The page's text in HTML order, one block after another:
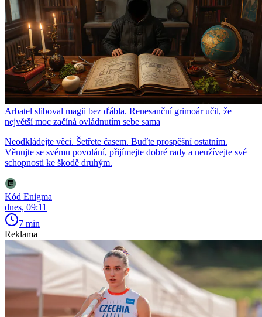
Arbatel sliboval magii bez ďábla. Renesanční grimoár učil, že
největší moc začíná ovládnutím sebe sama
Neodkládejte věci. Šetřete časem. Buďte prospěšní ostatním.
Věnujte se svému povolání, přijímejte dobré rady a neužívejte své
schopnosti ke škodě druhým.
Kód Enigma
dnes, 09:11
7 min
Reklama